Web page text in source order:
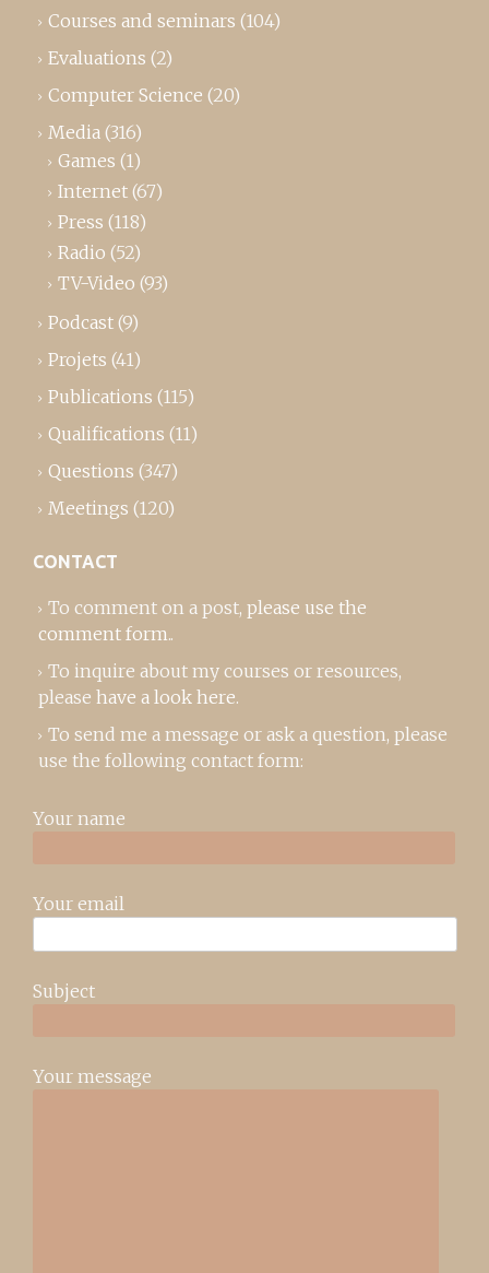
Courses and seminars (104)
Evaluations (2)
Computer Science (20)
Media (316)
Games (1)
Internet (67)
Press (118)
Radio (52)
TV-Video (93)
Podcast (9)
Projets (41)
Publications (115)
Qualifications (11)
Questions (347)
Meetings (120)
CONTACT
To comment on a post, please use the
comment form..
To inquire about my courses or resources,
please have a look here.
To send me a message or ask a question, please
use the following contact form:
Your name
Your email
Subject
Your message